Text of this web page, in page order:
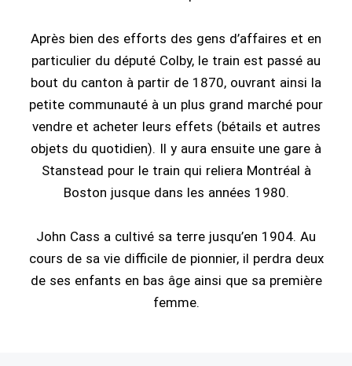
Après bien des efforts des gens d’affaires et en
particulier du député Colby, le train est passé au
bout du canton à partir de 1870, ouvrant ainsi la
petite communauté à un plus grand marché pour
vendre et acheter leurs effets (bétails et autres
objets du quotidien). Il y aura ensuite une gare à
Stanstead pour le train qui reliera Montréal à
Boston jusque dans les années 1980.
John Cass a cultivé sa terre jusqu’en 1904. Au
cours de sa vie difficile de pionnier, il perdra deux
de ses enfants en bas âge ainsi que sa première
femme.